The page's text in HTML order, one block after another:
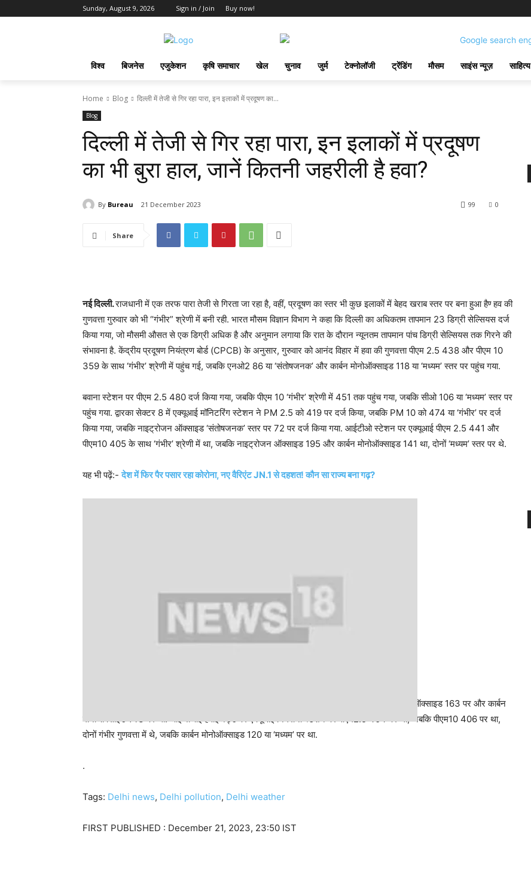
Sunday, August 9, 2026 Sign in / Join Buy now!
विश्व बिजनेस एजुकेशन कृषि समाचार खेल चुनाव जुर्म टेक्नोलॉजी ट्रेंडिंग मौसम साइंस न्यूज़ साहित्य
Home Blog दिल्‍ली में तेजी से गिर रहा पारा, इन इलाकों में प्रदूषण का...
Blog
दिल्‍ली में तेजी से गिर रहा पारा, इन इलाकों में प्रदूषण
का भी बुरा हाल, जानें कितनी जहरीली है हवा?
By Bureau 21 December 2023 0
99
Share
नई दिल्ली.राजधानी में एक तरफ पारा तेजी से गिरता जा रहा है, वहीं, प्रदूषण का स्‍तर भी कुछ इलाकों में बेहद खराब स्‍तर पर बना हुआ हैण्‍ हव की
गुणवत्ता गुरुवार को भी “गंभीर” श्रेणी में बनी रही. भारत मौसम विज्ञान विभाग ने कहा कि दिल्‍ली का अधिकतम तापमान 23 डिग्री सेल्सियस दर्ज
किया गया, जो मौसमी औसत से एक डिग्री अधिक है और अनुमान लगाया कि रात के दौरान न्यूनतम तापमान पांच डिग्री सेल्सियस तक गिरने की
संभावना है. केंद्रीय प्रदूषण नियंत्रण बोर्ड (CPCB) के अनुसार, गुरुवार को आनंद विहार में हवा की गुणवत्ता पीएम 2.5 438 और पीएम 10
359 के साथ ‘गंभीर’ श्रेणी में पहुंच गई, जबकि एनओ2 86 या ‘संतोषजनक’ और कार्बन मोनोऑक्‍साइड 118 या ‘मध्यम’ स्‍तर पर पहुंच गया.
बवाना स्टेशन पर पीएम 2.5 480 दर्ज किया गया, जबकि पीएम 10 ‘गंभीर’ श्रेणी में 451 तक पहुंच गया, जबकि सीओ 106 या ‘मध्यम’ स्तर पर
पहुंच गया. द्वारका सेक्टर 8 में एक्यूआई मॉनिटरिंग स्टेशन ने PM 2.5 को 419 पर दर्ज किया, जबकि PM 10 को 474 या ‘गंभीर’ पर दर्ज
किया गया, जबकि नाइट्रोजन ऑक्‍साइड ‘संतोषजनक’ स्तर पर 72 पर दर्ज किया गया. आईटीओ स्टेशन पर एक्यूआई पीएम 2.5 441 और
पीएम10 405 के साथ ‘गंभीर’ श्रेणी में था, जबकि नाइट्रोजन ऑक्‍साइड 195 और कार्बन मोनोऑक्‍साइड 141 था, दोनों ‘मध्यम’ स्तर पर थे.
यह भी पढ़ें:-देश में फिर पैर पसार रहा कोरोना, नए वैरिएंट JN.1 से दहशत! कौन सा राज्‍य बना गढ़?
ओखला फेज-2 में पीएम 2.5 426 और पीएम 10 447 दर्ज किया गया, दोनों ‘गंभीर’ श्रेणी में हैं. नाइट्रोजन ऑक्‍साइड 163 पर और कार्बन
मोनोऑक्‍साइड 143 पर था. आईजीआई हवाईअड्डे पर एक्यूआई निगरानी स्टेशन पर पीएम2.5 404 पर था, जबकि पीएम10 406 पर था,
दोनों गंभीर गुणवत्ता में थे, जबकि कार्बन मोनोऑक्‍साइड 120 या ‘मध्यम’ पर था.
.
Tags: Delhi news, Delhi pollution, Delhi weather
FIRST PUBLISHED : December 21, 2023, 23:50 IST